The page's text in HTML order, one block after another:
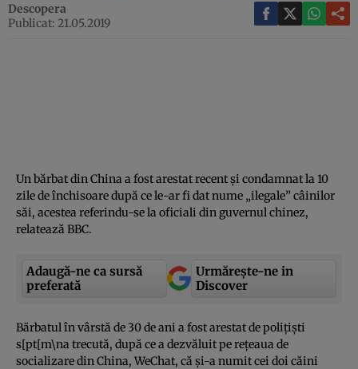
Descopera
Publicat: 21.05.2019
Un bărbat din China a fost arestat recent şi condamnat la 10
zile de închisoare după ce le-ar fi dat nume „ilegale” câinilor
săi, acestea referindu-se la oficiali din guvernul chinez,
relatează BBC.
Adaugă-ne ca sursă
preferată
Urmărește-ne in
Discover
Bărbatul în vârstă de 30 de ani a fost arestat de poliţişti
s[pt[m\na trecută, după ce a dezvăluit pe reţeaua de
socializare din China, WeChat, că şi-a numit cei doi căini